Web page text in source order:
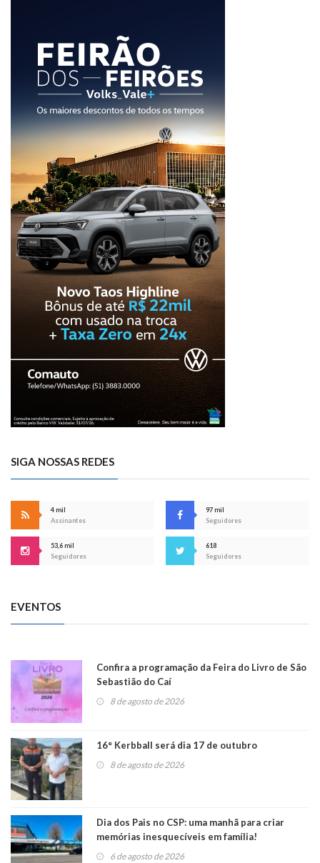
SIGA NOSSAS REDES
4 mil
Assinantes
97 mil
Seguidores
53,6 mil
Seguidores
618
Seguidores
EVENTOS
Confira a programação da Feira do Livro de São
Sebastião do Caí
8 de agosto de 2026
16° Kerbball será dia 17 de outubro
8 de agosto de 2026
Dia dos Pais no CSP: uma manhã para criar
memórias inesquecíveis em família!
6 de agosto de 2026